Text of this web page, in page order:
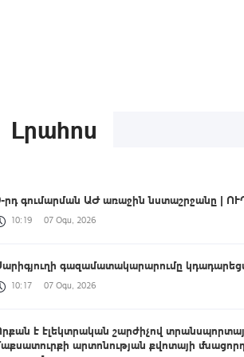
Լրահոս
րդ գումարման ԱԺ առաջին նստաշրջանը |
10:19 07 Օգս, 2026
գազամատակարարումը
10:17 07 Օգս, 2026
է էլեկտրական շարժիչով
արտոնության քվոտայի